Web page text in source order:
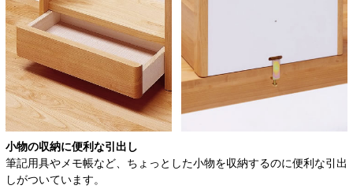
小物の収納に便利な引出し
筆記用具やメモ帳など、ちょっとした小物を収納するのに便利な引出
しがついています。